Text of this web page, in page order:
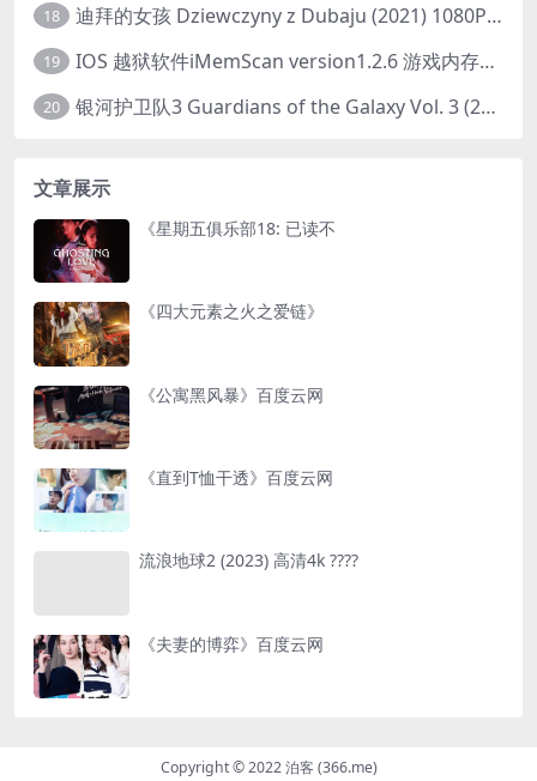
18 迪拜的女孩 Dziewczyny z Dubaju (2021) 1080P 中字
19 IOS 越狱软件iMemScan version1.2.6 游戏内存修改器
20 银河护卫队3 Guardians of the Galaxy Vol. 3 (2023)4K高清资源1080p只分享精品
文章展示
《星期五俱乐部18: 已读不
《四大元素之火之爱链》
《公寓黑风暴》百度云网
《直到T恤干透》百度云网
流浪地球2 (2023) 高清4k ????
《夫妻的博弈》百度云网
Copyright © 2022 泊客 (366.me)